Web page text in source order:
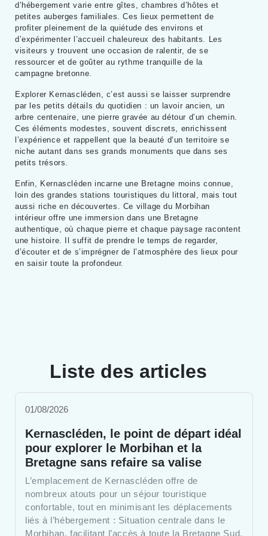
d’hébergement varie entre gîtes, chambres d’hôtes et
petites auberges familiales. Ces lieux permettent de
profiter pleinement de la quiétude des environs et
d’expérimenter l’accueil chaleureux des habitants. Les
visiteurs y trouvent une occasion de ralentir, de se
ressourcer et de goûter au rythme tranquille de la
campagne bretonne.
Explorer Kernascléden, c’est aussi se laisser surprendre
par les petits détails du quotidien : un lavoir ancien, un
arbre centenaire, une pierre gravée au détour d’un chemin.
Ces éléments modestes, souvent discrets, enrichissent
l’expérience et rappellent que la beauté d’un territoire se
niche autant dans ses grands monuments que dans ses
petits trésors.
Enfin, Kernascléden incarne une Bretagne moins connue,
loin des grandes stations touristiques du littoral, mais tout
aussi riche en découvertes. Ce village du Morbihan
intérieur offre une immersion dans une Bretagne
authentique, où chaque pierre et chaque paysage racontent
une histoire. Il suffit de prendre le temps de regarder,
d’écouter et de s’imprégner de l’atmosphère des lieux pour
en saisir toute la profondeur.
Liste des articles
01/08/2026
Kernascléden, le point de départ idéal
pour explorer le Morbihan et la
Bretagne sans refaire sa valise
L’emplacement de Kernascléden offre de
nombreux atouts pour un séjour touristique
confortable, tout en minimisant les déplacements
liés à l’hébergement : Situation centrale dans le
Morbihan, facilitant l’accès à toute la Bretagne Sud.